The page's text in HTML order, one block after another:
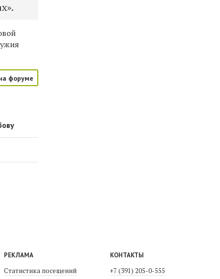
форуме
РЕКЛАМА
Статистика посещений
КОНТАКТЫ
+7 (391) 205-0-555